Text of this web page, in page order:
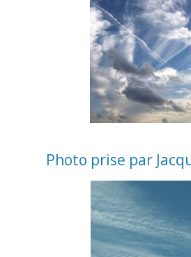
Photo prise par